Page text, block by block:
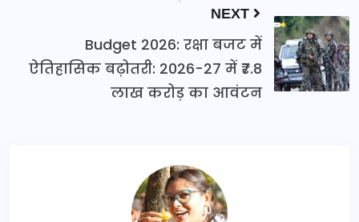
NEXT
Budget 2026: रक्षा बजट में
ऐतिहासिक बढ़ोतरी: 2026-27 में ₹7.8
लाख करोड़ का आवंटन